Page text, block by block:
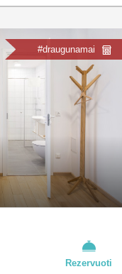
#draugunamai
Rezervuoti